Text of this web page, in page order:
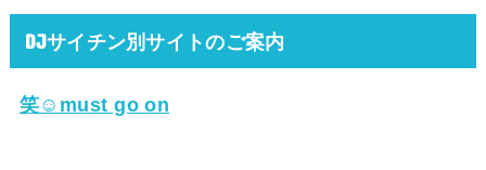
DJサイチン別サイトのご案内
笑☺must go on